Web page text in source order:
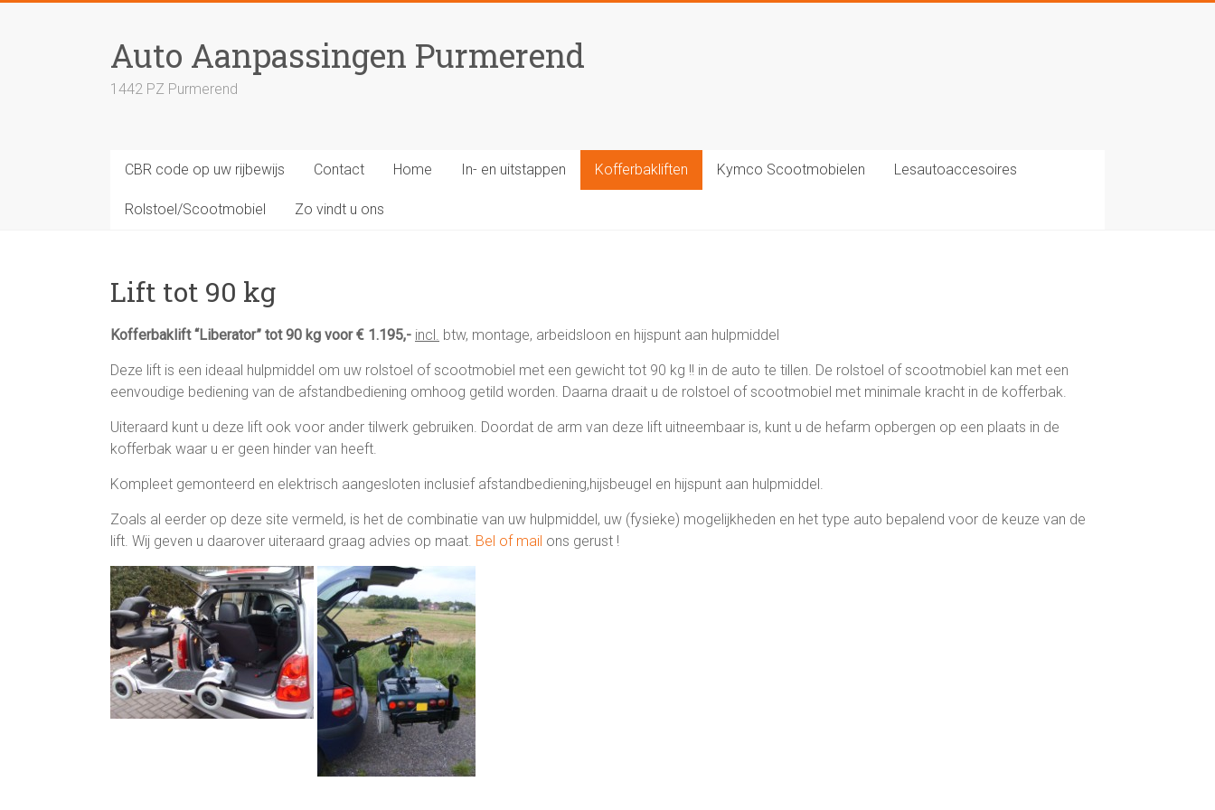
Auto Aanpassingen Purmerend
1442 PZ Purmerend
CBR code op uw rijbewijs Contact Home In- en uitstappen Kofferbakliften Kymco Scootmobielen Lesautoaccesoires
Rolstoel/Scootmobiel Zo vindt u ons
Lift tot 90 kg
Kofferbaklift “Liberator” tot 90 kg voor € 1.195,- incl. btw, montage, arbeidsloon en hijspunt aan hulpmiddel
Deze lift is een ideaal hulpmiddel om uw rolstoel of scootmobiel met een gewicht tot 90 kg !! in de auto te tillen. De rolstoel of scootmobiel kan met een
eenvoudige bediening van de afstandbediening omhoog getild worden. Daarna draait u de rolstoel of scootmobiel met minimale kracht in de kofferbak.
Uiteraard kunt u deze lift ook voor ander tilwerk gebruiken. Doordat de arm van deze lift uitneembaar is, kunt u de hefarm opbergen op een plaats in de
kofferbak waar u er geen hinder van heeft.
Kompleet gemonteerd en elektrisch aangesloten inclusief afstandbediening,hijsbeugel en hijspunt aan hulpmiddel.
Zoals al eerder op deze site vermeld, is het de combinatie van uw hulpmiddel, uw (fysieke) mogelijkheden en het type auto bepalend voor de keuze van de
lift. Wij geven u daarover uiteraard graag advies op maat. Bel of mail ons gerust !